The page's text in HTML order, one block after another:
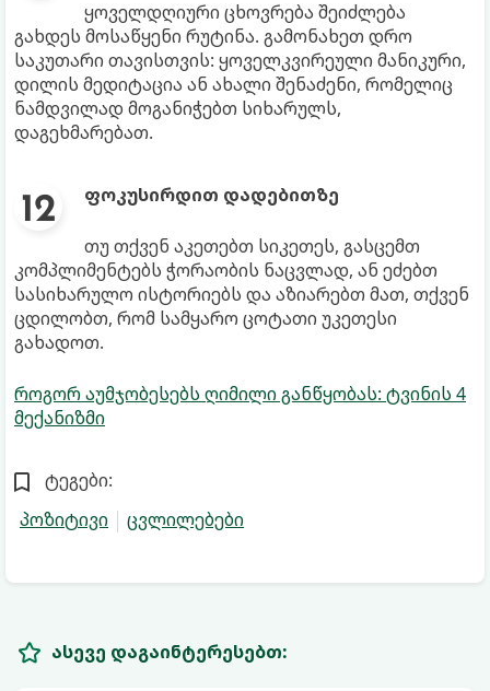
ყოველდღიური ცხოვრება შეიძლება
გახდეს მოსაწყენი რუტინა. გამონახეთ დრო
საკუთარი თავისთვის: ყოველკვირეული მანიკური,
დილის მედიტაცია ან ახალი შენაძენი, რომელიც
ნამდვილად მოგანიჭებთ სიხარულს,
დაგეხმარებათ.
ფოკუსირდით დადებითზე
თუ თქვენ აკეთებთ სიკეთეს, გასცემთ
კომპლიმენტებს ჭორაობის ნაცვლად, ან ეძებთ
სასიხარულო ისტორიებს და აზიარებთ მათ, თქვენ
ცდილობთ, რომ სამყარო ცოტათი უკეთესი
გახადოთ.
როგორ აუმჯობესებს ღიმილი განწყობას: ტვინის 4
მექანიზმი
ტეგები:
პოზიტივი
ცვლილებები
ასევე დაგაინტერესებთ: